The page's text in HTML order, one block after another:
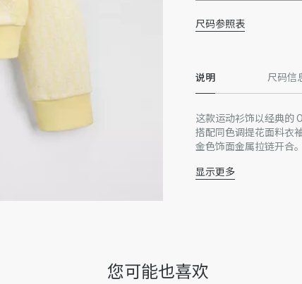
尺码参照表
说明 尺码信
这款运动衫饰以经典的
搭配同色调提花面料衣
金色饰面金属拉链开合
连帽
因技术局限、产品改良
显示更多
您可能也喜欢